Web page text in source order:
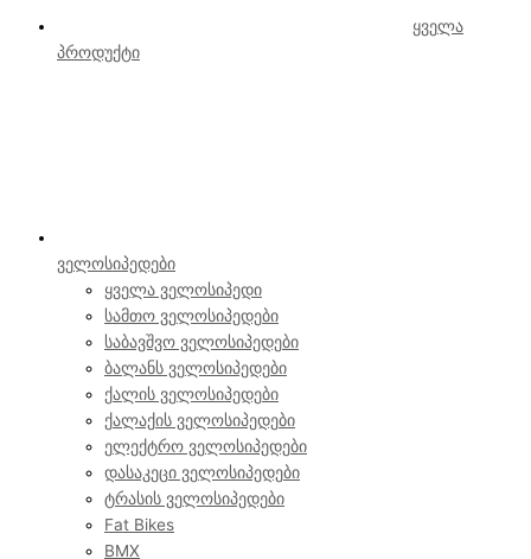
ყველა
პროდუქტი
ველოსიპედები
ყველა ველოსიპედი
სამთო ველოსიპედები
საბავშვო ველოსიპედები
ბალანს ველოსიპედები
ქალის ველოსიპედები
ქალაქის ველოსიპედები
ელექტრო ველოსიპედები
დასაკეცი ველოსიპედები
ტრასის ველოსიპედები
Fat Bikes
BMX